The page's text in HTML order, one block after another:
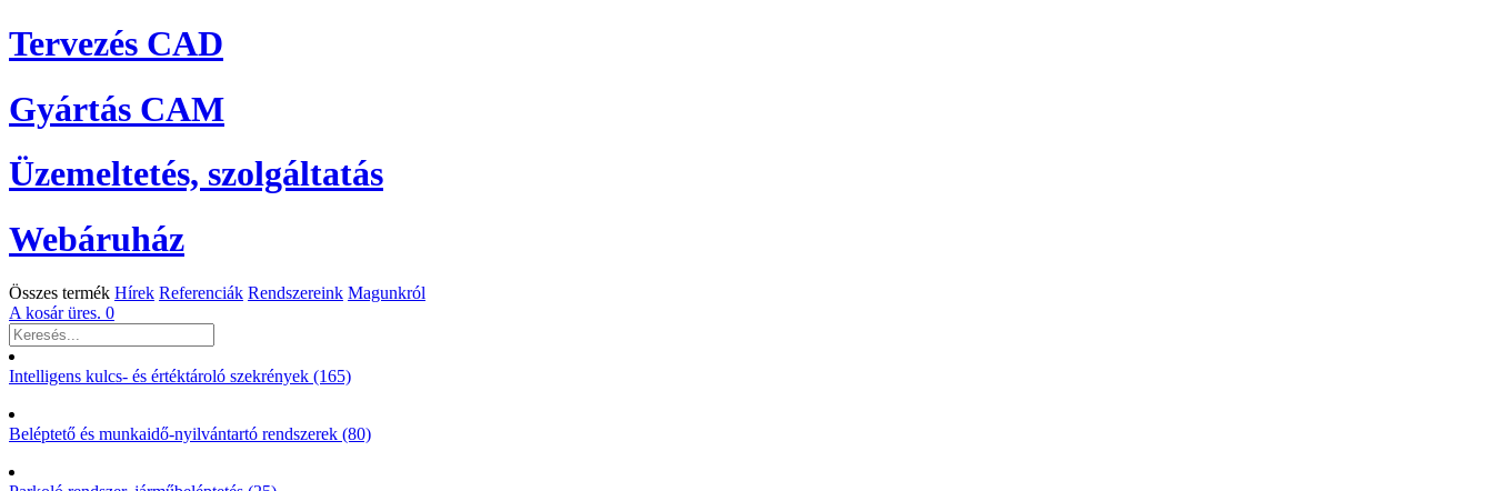
Tervezés CAD
Gyártás CAM
Üzemeltetés, szolgáltatás
Webáruház
Összes termék Hírek Referenciák Rendszereink Magunkról
A kosár üres. 0
Intelligens kulcs- és értéktároló szekrények (165)
Beléptető és munkaidő-nyilvántartó rendszerek (80)